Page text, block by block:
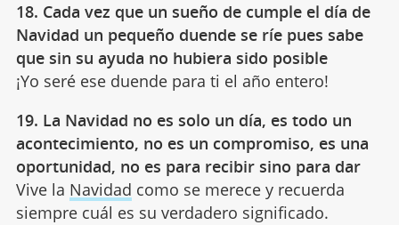
18. Cada vez que un sueño de cumple el día de
Navidad un pequeño duende se ríe pues sabe
que sin su ayuda no hubiera sido posible
¡Yo seré ese duende para ti el año entero!
19. La Navidad no es solo un día, es todo un
acontecimiento, no es un compromiso, es una
oportunidad, no es para recibir sino para dar
Vive la Navidad como se merece y recuerda
siempre cuál es su verdadero significado.